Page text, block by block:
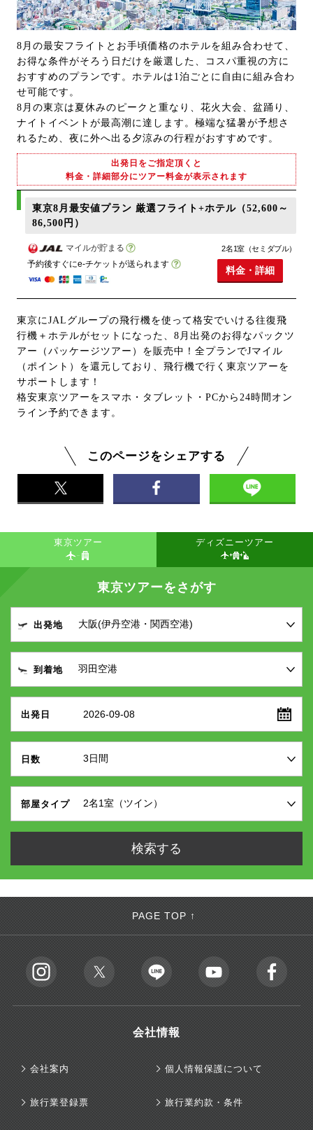
8月の最安フライトとお手頃価格のホテルを組み合わせて、
お得な条件がそろう日だけを厳選した、コスパ重視の方に
おすすめのプランです。ホテルは1泊ごとに自由に組み合わ
せ可能です。
8月の東京は夏休みのピークと重なり、花火大会、盆踊り、
ナイトイベントが最高潮に達します。極端な猛暑が予想さ
れるため、夜に外へ出る夕涼みの行程がおすすめです。
出発日をご指定頂くと
料金・詳細部分にツアー料金が表示されます
東京8月最安値プラン 厳選フライト+ホテル（52,600～
86,500円）
マイルが貯まる
予約後すぐにe-チケットが送られます
2名1室（セミダブル）
料金・詳細
東京にJALグループの飛行機を使って格安でいける往復飛
行機＋ホテルがセットになった、8月出発のお得なパックツ
アー（パッケージツアー）を販売中！全プランでJマイル
（ポイント）を還元しており、飛行機で行く東京ツアーを
サポートします！
格安東京ツアーをスマホ・タブレット・PCから24時間オン
ライン予約できます。
このページをシェアする
東京ツアー ディズニーツアー
東京ツアーをさがす
出発地
到着地
出発日 2026-09-08
日数
部屋タイプ
PAGE TOP ↑
会社情報
会社案内 個人情報保護について
旅行業登録票 旅行業約款・条件